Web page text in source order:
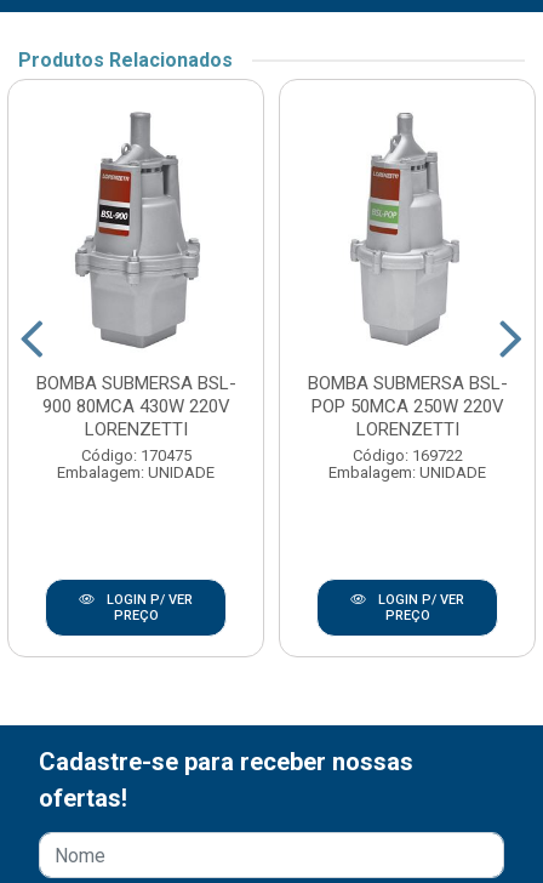
Produtos Relacionados
BOMBA SUBMERSA BSL-
900 80MCA 430W 220V
LORENZETTI
Código: 170475
Embalagem: UNIDADE
LOGIN P/ VER
PREÇO
BOMBA SUBMERSA BSL-
POP 50MCA 250W 220V
LORENZETTI
Código: 169722
Embalagem: UNIDADE
LOGIN P/ VER
PREÇO
Cadastre-se para receber nossas
ofertas!